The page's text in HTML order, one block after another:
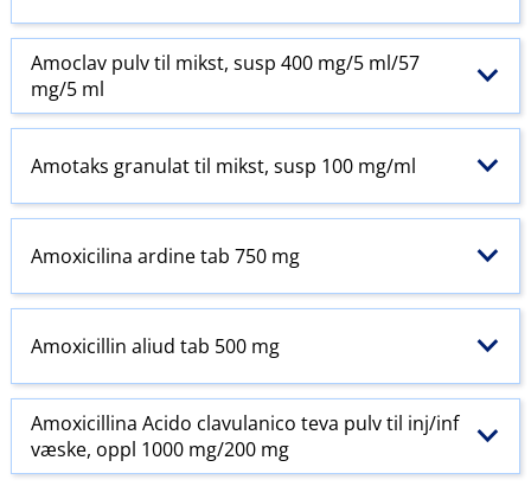
Amoclav pulv til mikst, susp 400 mg/5 ml/57
mg/5 ml
Amotaks granulat til mikst, susp 100 mg/ml
Amoxicilina ardine tab 750 mg
Amoxicillin aliud tab 500 mg
Amoxicillina Acido clavulanico teva pulv til inj​/​inf
væske, oppl 1000 mg/200 mg